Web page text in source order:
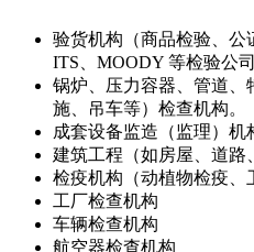
验货机构（商品检验、公
ITS、MOODY 等检验公司
锅炉、压力容器、管道、
施、吊车等）检查机构。
成套设备监造（监理）机
建筑工程（如房屋、道路
检疫机构（动植物检疫、
工厂检查机构
车辆检查机构
航空器检查机构